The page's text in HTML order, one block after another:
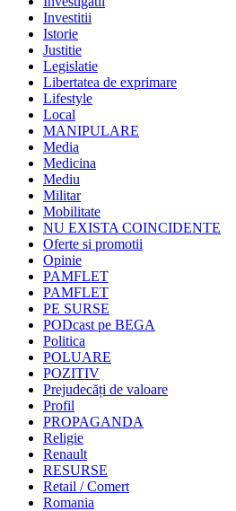
Investitii
Istorie
Justitie
Legislatie
Libertatea de exprimare
Lifestyle
Local
MANIPULARE
Media
Medicina
Mediu
Militar
Mobilitate
NU EXISTA COINCIDENTE
Oferte si promotii
Opinie
PAMFLET
PAMFLET
PE SURSE
PODcast pe BEGA
Politica
POLUARE
POZITIV
Prejudecăți de valoare
Profil
PROPAGANDA
Religie
Renault
RESURSE
Retail / Comert
Romania